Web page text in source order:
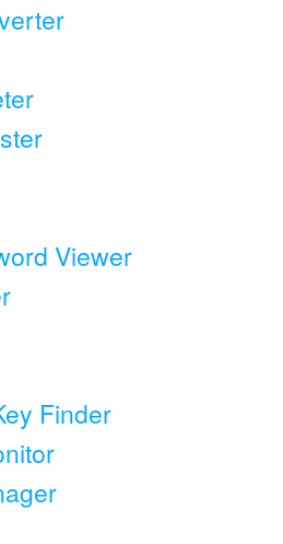
Viewer
Finder